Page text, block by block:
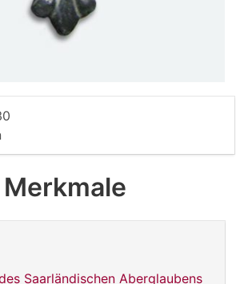
Merkmale
Saarländischen Aberglaubens